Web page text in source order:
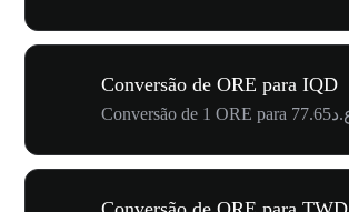
Conversão de ORE para IQD